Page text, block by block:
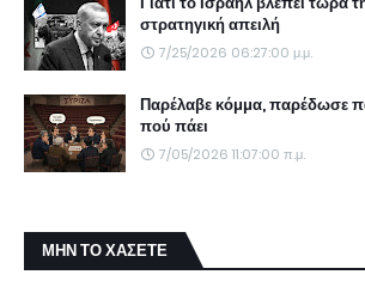
στρατηγική απειλή
7/25/2026 06:27:00 μ.μ.
Παρέλαβε κόμμα, παρέδωσε
πού πάει
7/05/2026 11:07:00 π.μ.
ΜΗΝ ΤΟ ΧΑΣΕΤΕ